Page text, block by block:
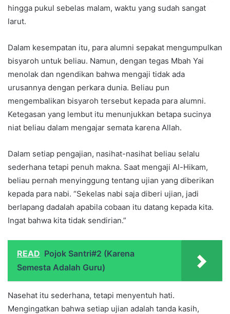
hingga pukul sebelas malam, waktu yang sudah sangat
larut.
Dalam kesempatan itu, para alumni sepakat mengumpulkan
bisyaroh untuk beliau. Namun, dengan tegas Mbah Yai
menolak dan ngendikan bahwa mengaji tidak ada
urusannya dengan perkara dunia. Beliau pun
mengembalikan bisyaroh tersebut kepada para alumni.
Ketegasan yang lembut itu menunjukkan betapa sucinya
niat beliau dalam mengajar semata karena Allah.
Dalam setiap pengajian, nasihat-nasihat beliau selalu
sederhana tetapi penuh makna. Saat mengaji Al-Hikam,
beliau pernah menyinggung tentang ujian yang diberikan
kepada para nabi. “Sekelas nabi saja diberi ujian, jadi
berlapang dadalah apabila cobaan itu datang kepada kita.
Ingat bahwa kita tidak sendirian.”
READ Pojok Santri#2 (Karena
Semesta Adalah Guru)
Nasehat itu sederhana, tetapi menyentuh hati.
Mengingatkan bahwa setiap ujian adalah tanda kasih,